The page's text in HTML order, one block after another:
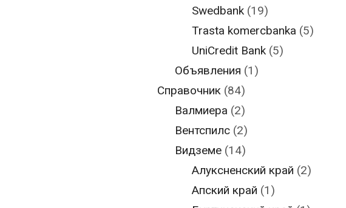
Swedbank (19)
Trasta komercbanka (5)
UniCredit Bank (5)
Объявления (1)
Справочник (84)
Валмиера (2)
Вентспилс(2)
Видземе(14)
Алуксненский край (2)
Апский край (1)